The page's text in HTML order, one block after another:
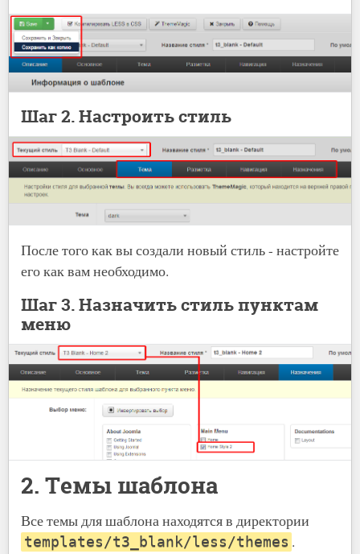
Шаг 2. Настроить стиль
После того как вы создали новый стиль - настройте
его как вам необходимо.
Шаг 3. Назначить стиль пунктам
меню
2. Темы шаблона
Все темы для шаблона находятся в директории
templates/t3_blank/less/themes .